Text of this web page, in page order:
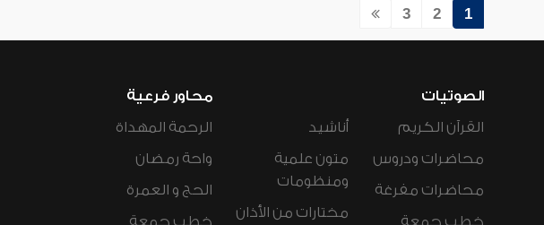
1
2
3
الصوتيات
القرآن الكريم
محاضرات ودروس
محاضرات مفرغة
خطب جمعة
أناشيد
متون علمية
ومنظومات
مختارات من الأذان
محاور فرعية
الرحمة المهداة
واحة رمضان
الحج و العمرة
خطب جمعة